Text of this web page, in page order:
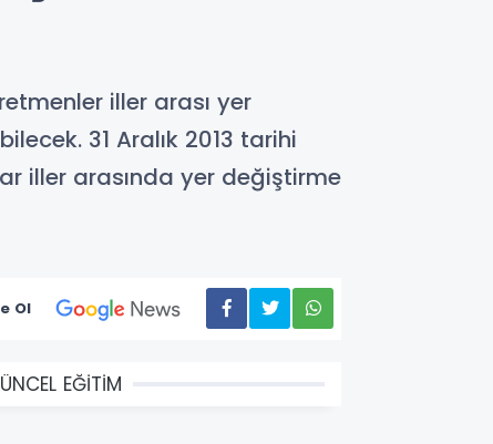
iller arası yer
31 Aralık 2013 tarihi
iller arasında yer değiştirme
Ol
EĞİTİM